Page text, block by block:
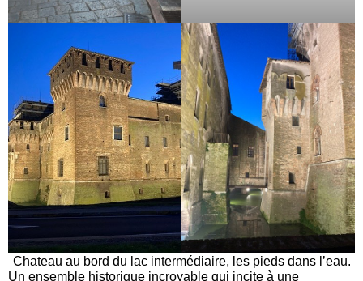
Chateau au bord du lac intermédiaire, les pieds dans l’eau.
Un ensemble historique incroyable qui incite à une